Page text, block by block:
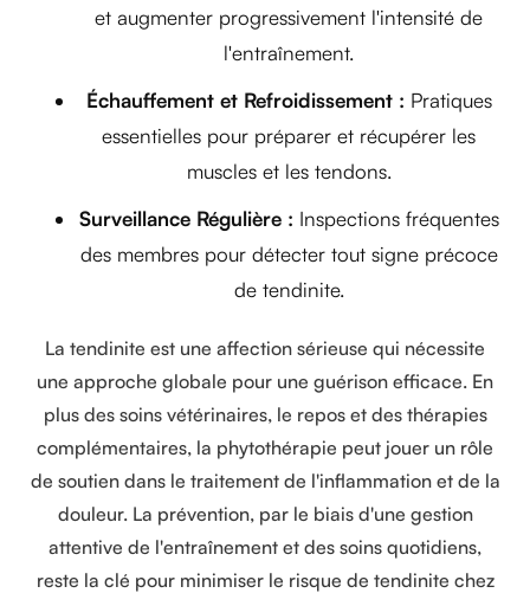
et augmenter progressivement l'intensité de
l'entraînement.
Échauffement et Refroidissement : Pratiques
essentielles pour préparer et récupérer les
muscles et les tendons.
Surveillance Régulière : Inspections fréquentes
des membres pour détecter tout signe précoce
de tendinite.
La tendinite est une affection sérieuse qui nécessite
une approche globale pour une guérison efficace. En
plus des soins vétérinaires, le repos et des thérapies
complémentaires, la phytothérapie peut jouer un rôle
de soutien dans le traitement de l'inflammation et de la
douleur. La prévention, par le biais d'une gestion
attentive de l'entraînement et des soins quotidiens,
reste la clé pour minimiser le risque de tendinite chez